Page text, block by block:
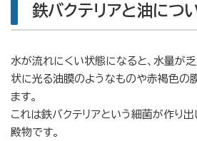
鉄バクテリアと油につ
水が流れにくい状態になると、水量が
状に光る油膜のようなものや赤褐色の
ます。
これは鉄バクテリアという細菌が作り
殿物です。